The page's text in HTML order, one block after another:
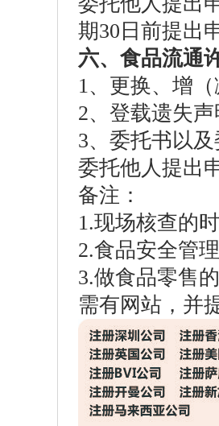
期30日前提出
六、食品流通
1、更换、增
2、登载遗失
3、委托书以
委托他人提出
备注：
1.现场核查的
2.食品安全管
3.做食品零售
需有网站，并